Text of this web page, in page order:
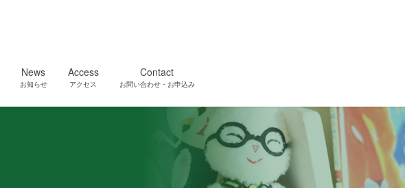
News
お知らせ
Access
アクセス
Contact
お問い合わせ・お申込み